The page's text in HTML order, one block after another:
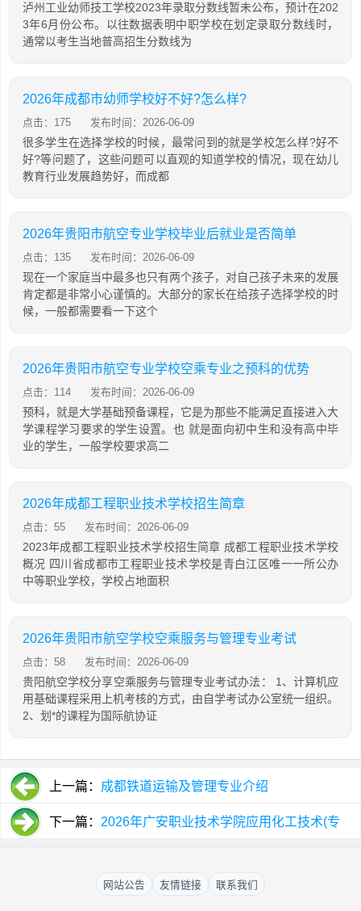
泸州工业幼师技工学校2023年录取分数线暂未公布，预计在202
3年6月份公布。以往数据表明中职学校在划定录取分数线时，
通常以考生当地普高招生分数线为
2026年成都市幼师学校好不好?怎么样?
点击：175 发布时间：2026-06-09
很多学生在选择学校的时候，最常问到的就是学校怎么样?好不
好?等问题了，这些问题可以直观的知道学校的情况，现在幼儿
教育行业发展趋势好，而成都
2026年贵阳市航空专业学校毕业后就业是否简单
点击：135 发布时间：2026-06-09
现在一个家庭当中最多也只有两个孩子，对自己孩子未来的发展
肯定都是非常小心谨慎的。大部分的家长在给孩子选择学校的时
候，一般都需要看一下这个
2026年贵阳市航空专业学校空乘专业之预科的优势
点击：114 发布时间：2026-06-09
预科，就是大学基础预备课程，它是为那些不能满足直接进入大
学课程学习要求的学生设置。也 就是面向初中生和没有高中毕
业的学生，一般学校要求高二
2026年成都工程职业技术学校招生简章
点击：55 发布时间：2026-06-09
2023年成都工程职业技术学校招生简章 成都工程职业技术学校
概况 四川省成都市工程职业技术学校是青白江区唯一一所公办
中等职业学校，学校占地面积
2026年贵阳市航空学校空乘服务与管理专业考试
点击：58 发布时间：2026-06-09
贵阳航空学校分享空乘服务与管理专业考试办法： 1、计算机应
用基础课程采用上机考核的方式，由自学考试办公室统一组织。
2、划*的课程为国际航协证
上一篇： 成都铁道运输及管理专业介绍
下一篇： 2026年广安职业技术学院应用化工技术(专
网站公告 友情链接 联系我们